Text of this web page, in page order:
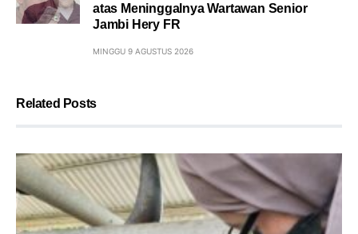
atas Meninggalnya Wartawan Senior
Jambi Hery FR
MINGGU 9 AGUSTUS 2026
Related Posts